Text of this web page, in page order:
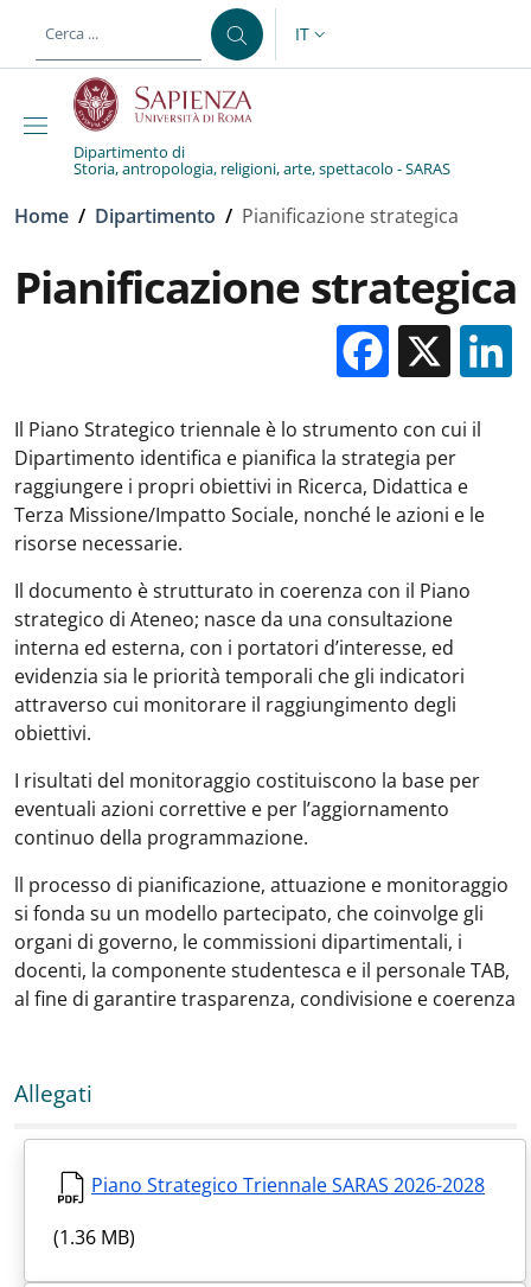
al contenuto principale
SELETTORE LINGUA:
IT
Dipartimento di
Storia, antropologia, religioni, arte, spettacolo - SARAS
Briciole di pane
Home / Dipartimento / Pianificazione strategica
Pianificazione strategica
X
Il Piano Strategico triennale è lo strumento con cui il
Dipartimento identifica e pianifica la strategia per
raggiungere i propri obiettivi in Ricerca, Didattica e
Terza Missione/Impatto Sociale, nonché le azioni e le
risorse necessarie.
Il documento è strutturato in coerenza con il Piano
strategico di Ateneo; nasce da una consultazione
interna ed esterna, con i portatori d’interesse, ed
evidenzia sia le priorità temporali che gli indicatori
attraverso cui monitorare il raggiungimento degli
obiettivi.
I risultati del monitoraggio costituiscono la base per
eventuali azioni correttive e per l’aggiornamento
continuo della programmazione.
ll processo di pianificazione, attuazione e monitoraggio
si fonda su un modello partecipato, che coinvolge gli
organi di governo, le commissioni dipartimentali, i
docenti, la componente studentesca e il personale TAB,
al fine di garantire trasparenza, condivisione e coerenza
Allegati
Piano Strategico Triennale SARAS 2026-2028
(1.36 MB)